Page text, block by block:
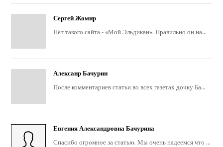
Сергей Жомир
Нет такого сайта - «Мой Эльдикан». Правильно он на...
Алексанр Бачурин
После комментариев статьи во всех газетах дочку Ба...
Евгения Александровна Бачурина
Спасибо огромное за статью. Мы очень надеемся что ...